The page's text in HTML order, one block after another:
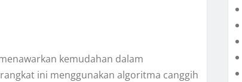
kemudahan dalam
ini menggunakan algoritma canggih